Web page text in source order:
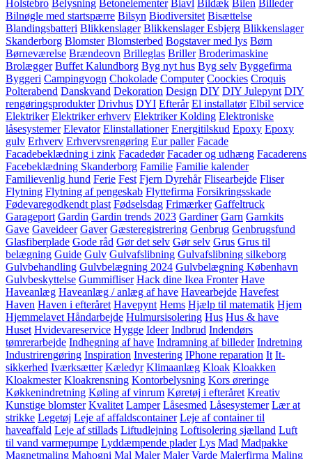
Holstebro Belysning Betonelementer Biavl Bildæk Bilen Billeder
Bilnøgle med startspærre Bilsyn Biodiversitet Bisættelse
Blandingsbatteri Blikkenslager Blikkenslager Esbjerg Blikkenslager
Skanderborg Blomster Blomsterbed Bogstaver med lys Børn
Børneværelse Brændeovn Brilleglas Briller Broderimaskine
Brolægger Buffet Kalundborg Byg nyt hus Byg selv Byggefirma
Byggeri Campingvogn Chokolade Computer Coockies Croquis
Polterabend Danskvand Dekoration Design DIY DIY Julepynt DIY
rengøringsprodukter Drivhus DYI Efterår El installatør Elbil service
Elektriker Elektriker erhverv Elektriker Kolding Elektroniske
låsesystemer Elevator Elinstallationer Energitilskud Epoxy Epoxy
gulv Erhverv Erhvervsrengøring Eur paller Facade
Facadebeklædning i zink Facadedør Facader og udhæng Facaderens
Facebeklædning Skanderborg Familie Familie kalender
Familievenlig hund Ferie Fest Fjern Dyrehår Flisearbejde Fliser
Flytning Flytning af pengeskab Flyttefirma Forsikringsskade
Fødevaregodkendt plast Fødselsdag Frimærker Gaffeltruck
Garageport Gardin Gardin trends 2023 Gardiner Garn Garnkits
Gave Gaveideer Gaver Gæsteregistrering Genbrug Genbrugsfund
Glasfiberplade Gode råd Gør det selv Gør selv Grus Grus til
belægning Guide Gulv Gulvafslibning Gulvafslibning silkeborg
Gulvbehandling Gulvbelægning 2024 Gulvbelægning København
Gulvbeskyttelse Gummifliser Hack dine Ikea Fronter Have
Haveanlæg Haveanlæg / anlæg af have Havearbejde Havefest
Haven Haven i efteråret Havepynt Hems Hjælp til matematik Hjem
Hjemmelavet Håndarbejde Hulmursisolering Hus Hus & have
Huset Hvidevareservice Hygge Ideer Indbrud Indendørs
tømrerarbejde Indhegning af have Indramning af billeder Indretning
Industrirengøring Inspiration Investering IPhone reparation It It-
sikkerhed Iværksætter Kæledyr Klimaanlæg Kloak Kloakken
Kloakmester Kloakrensning Kontorbelysning Kors øreringe
Køkkenindretning Køling af vinrum Køretøj i efteråret Kreativ
Kunstige blomster Kvalitet Lamper Låsesmed Låsesystemer Lær at
strikke Legetøj Leje af affaldscontainer Leje af container til
haveaffald Leje af stillads Liftudlejning Loftisolering sjælland Luft
til vand varmepumpe Lyddæmpende plader Lys Mad Madpakke
Magnetmaling Mahogni Mal Maler Maler Varde Malerfirma Maling